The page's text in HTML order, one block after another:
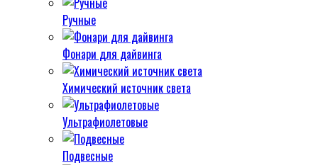
Ручные
Фонари для дайвинга
Химический источник света
Ультрафиолетовые
Подвесные